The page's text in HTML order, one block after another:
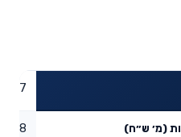
(מ׳ ש״ח) 19.8